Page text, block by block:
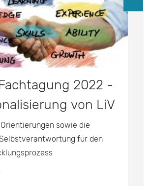
2022 -
von LiV
sowie die
für den